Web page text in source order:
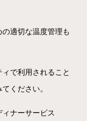
適切な温度管理も
で利用されること
ください。
ィナーサービス